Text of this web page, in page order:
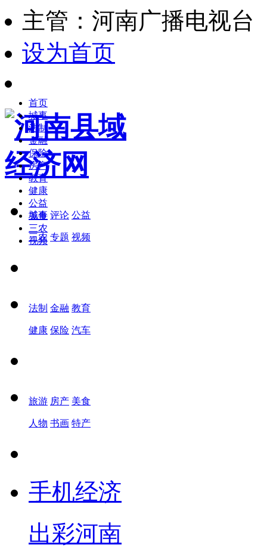
主管：河南广播电视
设为首页
城事 评论 公益
三农 专题 视频
法制 金融 教育
健康 保险 汽车
旅游 房产 美食
人物 书画 特产
手机经济
出彩河南
首页
城事
法制
金融
保险
房产
教育
健康
公益
美食
三农
视频